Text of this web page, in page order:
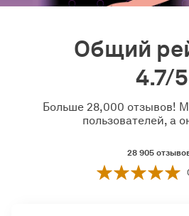
Общий
4.7/5
Больше 28,000 отзывов!
пользователей, а
28 905